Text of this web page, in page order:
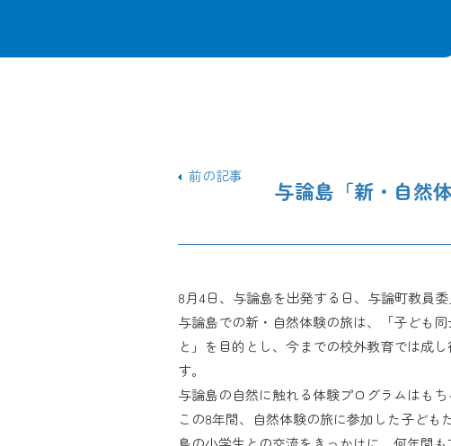
前の記事
与論島「新・自然
8月4日、与論島を出発する日、与論町教員
与論島での新・自然体験の旅は、「子ども
と」を目的とし、今までの校外教育では成
す。
与論島の自然に触れる体験プログラムはも
この8年間、自然体験の旅に参加した子ど